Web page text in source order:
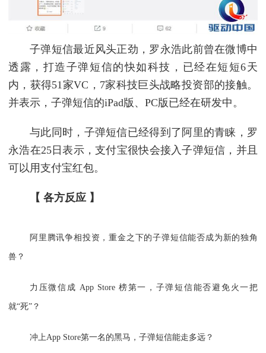
子弹短信最近风头正劲，罗永浩此前曾在微博中
透露，打造子弹短信的快如科技，已经在短短6天
内，获得51家VC，7家科技巨头战略投资部的接触。
并表示，子弹短信的iPad版、PC版已经在研发中。
与此同时，子弹短信已经得到了阿里的青睐，罗
永浩在25日表示，支付宝很快会接入子弹短信，并且
可以用支付宝红包。
【 各方反应 】
阿里腾讯争相投资，重金之下的子弹短信能否成为新的独角
兽？
力压微信成 App Store 榜第一，子弹短信能否避免火一把
就“死”？
冲上App Store第一名的黑马，子弹短信能走多远？